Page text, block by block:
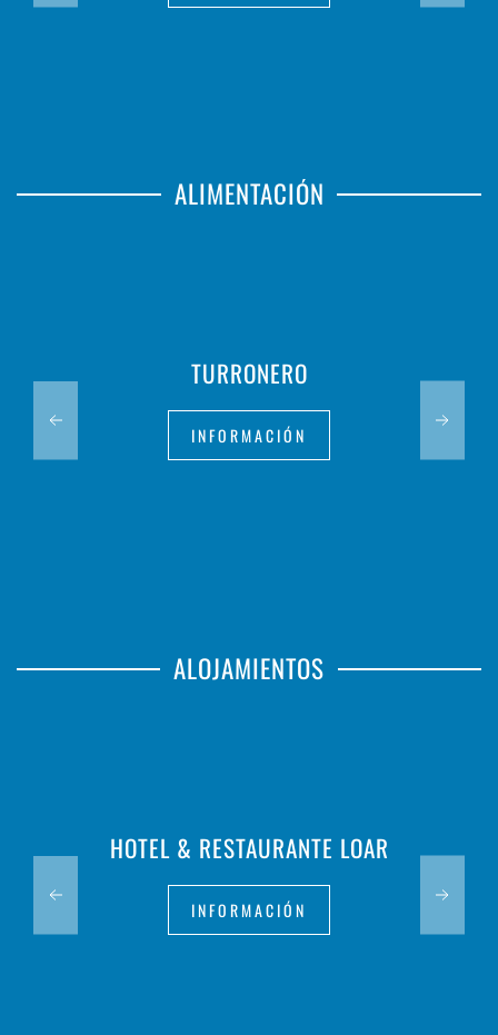
ALIMENTACIÓN
TURRONERO
INFORMACIÓN
ALOJAMIENTOS
HOTEL & RESTAURANTE LOAR
INFORMACIÓN